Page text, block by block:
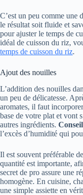
C’est un peu comme une
le résultat soit fluide et
pour ajuster le temps de
idéal de cuisson du riz,
temps de cuisson du riz.
Ajout des nouilles
L’addition des nouilles
un peu de délicatesse.
aromates, il faut
base de votre plat et vont
autres ingrédients.
l’excès d’humidité qui
Il est souvent préférable
quantité est importante,
secret de pro assure une
homogène. En cuisine,
une simple assiette en